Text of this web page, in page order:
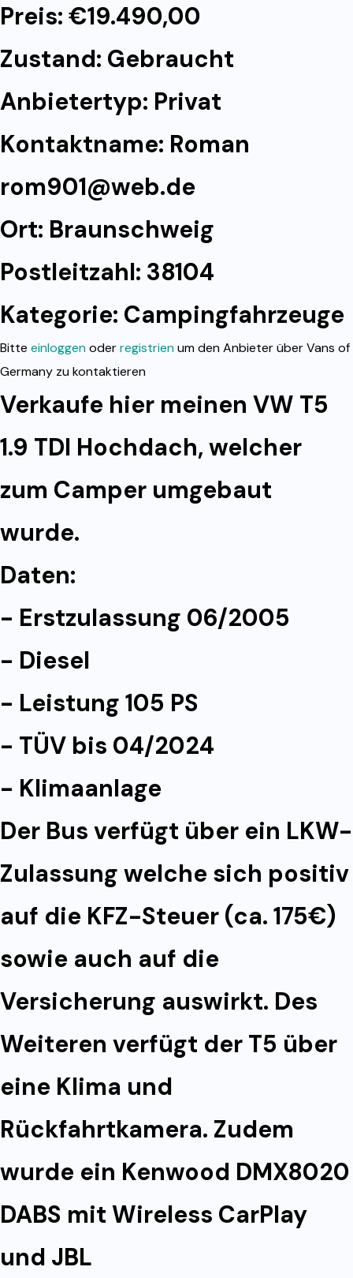
Preis: €19.490,00
Zustand: Gebraucht
Anbietertyp: Privat
Kontaktname: Roman
rom901@web.de
Ort: Braunschweig
Postleitzahl: 38104
Kategorie: Campingfahrzeuge
Bitte einloggenoderregistrienum den Anbieter über Vans of
Germany zu kontaktieren
Verkaufe hier meinen VW T5
1.9 TDI Hochdach, welcher
zum Camper umgebaut
wurde.
Daten:
- Erstzulassung 06/2005
- Diesel
- Leistung 105 PS
- TÜV bis 04/2024
- Klimaanlage
Der Bus verfügt über ein LKW-
Zulassung welche sich positiv
auf die KFZ-Steuer (ca. 175€)
sowie auch auf die
Versicherung auswirkt. Des
Weiteren verfügt der T5 über
eine Klima und
Rückfahrtkamera. Zudem
wurde ein Kenwood DMX8020
DABS mit Wireless CarPlay
und JBL